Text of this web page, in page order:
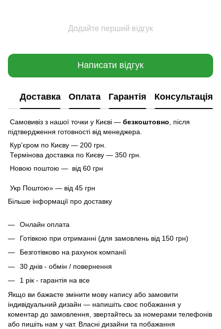
Додайте перший відгук
Написати відгук
Доставка Оплата Гарантія Консультація
Самовивіз з нашої точки у Києві — безкоштовно
після
підтвердження готовності від менеджера.
Кур'єром по Києву — 200 грн.
Термінова доставка по Києву — 350 грн.
Новою поштою — від 60 грн
Укр Поштою» — від 45 грн
Більше інформації про доставку
Онлайн оплата
Готівкою при отриманні (для замовлень від 150 грн)
Безготівково на рахунок компанії
30 днів - обмін / повернення
1 рік - гарантія на все
Якщо ви бажаєте змінити мову напису або замовити
індивідуальний дизайн — напишіть своє побажання у
коментар до замовлення, звертайтесь за номерами телефонів
або пишіть нам у чат. Власні дизайни та побажання